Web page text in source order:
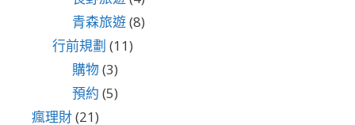
青森旅遊(8)
行前規劃 (11)
購物(3)
預約 (5)
瘋理財(21)